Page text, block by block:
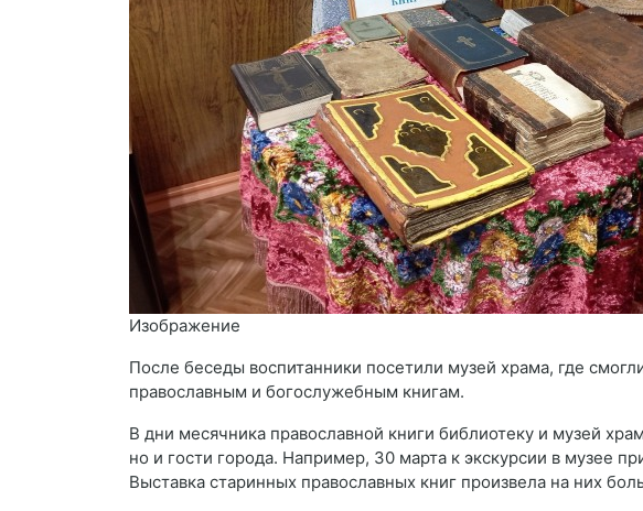
Изображение
После беседы воспитанники посетили музей храма, где
православным и богослужебным книгам.
В дни месячника православной книги библиотеку и музей
но и гости города. Например, 30 марта к экскурсии в музее
Выставка старинных православных книг произвела на них